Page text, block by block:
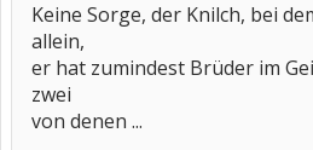
Keine Sorge, der Knilch, bei
allein,
er hat zumindest Brüder im
zwei
von denen ...